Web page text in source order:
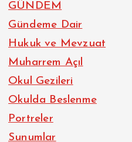
GÜNDEM
Gündeme Dair
Hukuk ve Mevzuat
Muharrem Açıl
Okul Gezileri
Okulda Beslenme
Portreler
Sunumlar